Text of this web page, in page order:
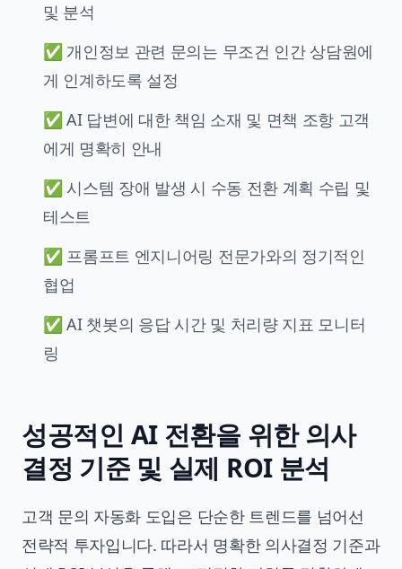
및 분석
✅ 개인정보 관련 문의는 무조건 인간 상담원에
게 인계하도록 설정
✅ AI 답변에 대한 책임 소재 및 면책 조항 고객
에게 명확히 안내
✅ 시스템 장애 발생 시 수동 전환 계획 수립 및
테스트
✅ 프롬프트 엔지니어링 전문가와의 정기적인
협업
✅ AI 챗봇의 응답 시간 및 처리량 지표 모니터
링
성공적인 AI 전환을 위한 의사
결정 기준 및 실제 ROI 분석
고객 문의 자동화 도입은 단순한 트렌드를 넘어선
전략적 투자입니다. 따라서 명확한 의사결정 기준과